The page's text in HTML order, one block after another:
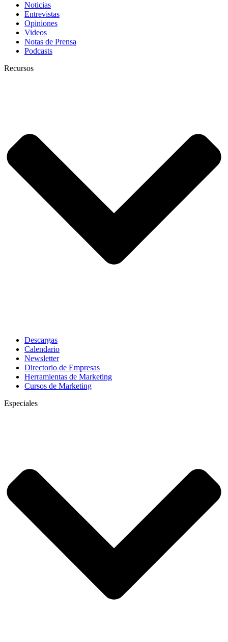
Noticias
Entrevistas
Opiniones
Videos
Notas de Prensa
Podcasts
Recursos
Descargas
Calendario
Newsletter
Directorio de Empresas
Herramientas de Marketing
Cursos de Marketing
Especiales